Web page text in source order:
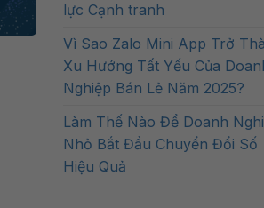
lực Cạnh tranh
Vì Sao Zalo Mini App Trở
Xu Hướng Tất Yếu Của
Nghiệp Bán Lẻ Năm 2025?
Làm Thế Nào Để Doanh
Nhỏ Bắt Đầu Chuyển Đổi Số
Hiệu Quả